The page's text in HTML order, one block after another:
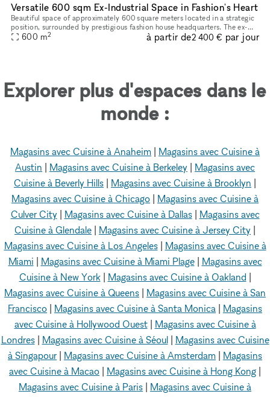
Versatile 600 sqm Ex-Industrial Space in Fashion's Heart
Beautiful space of approximately 600 square meters located in a strategic
position, surrounded by prestigious fashion house headquarters. The ex-
industrial environment offers a unique style, extremel
600 m2 à partir de2 400 € par jour
Explorer plus d'espaces dans le
monde :
Magasins avec Cuisine à Anaheim | Magasins avec Cuisine à
Austin | Magasins avec Cuisine à Berkeley | Magasins avec
Cuisine à Beverly Hills | Magasins avec Cuisine à Brooklyn |
Magasins avec Cuisine à Chicago | Magasins avec Cuisine à
Culver City | Magasins avec Cuisine à Dallas| Magasins avec
Cuisine à Glendale | Magasins avec Cuisine à Jersey City |
Magasins avec Cuisine à Los Angeles| Magasins avec Cuisine à
Miami | Magasins avec Cuisine à Miami Plage| Magasins avec
Cuisine à New York| Magasins avec Cuisine à Oakland |
Magasins avec Cuisine à Queens | Magasins avec Cuisine à San
Francisco | Magasins avec Cuisine à Santa Monica | Magasins
avec Cuisine à Hollywood Ouest| Magasins avec Cuisine à
Londres| Magasins avec Cuisine à Séoul| Magasins avec Cuisine
à Singapour | Magasins avec Cuisine à Amsterdam | Magasins
avec Cuisine à Macao | Magasins avec Cuisine à Hong Kong |
Magasins avec Cuisine à Paris | Magasins avec Cuisine à